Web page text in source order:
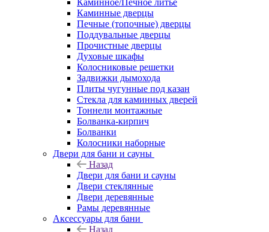
Каминное/Печное литье
Каминные дверцы
Печные (топочные) дверцы
Поддувальные дверцы
Прочистные дверцы
Духовые шкафы
Колосниковые решетки
Задвижки дымохода
Плиты чугунные под казан
Стекла для каминных дверей
Тоннели монтажные
Болванка-кирпич
Болванки
Колосники наборные
Двери для бани и сауны
Назад
Двери для бани и сауны
Двери стеклянные
Двери деревянные
Рамы деревянные
Аксессуары для бани
Назад